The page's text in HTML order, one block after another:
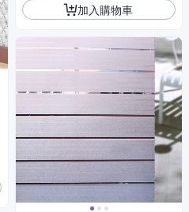
加入購物車